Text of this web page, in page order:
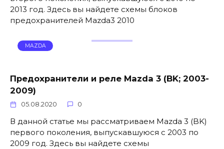
2013 год. Здесь вы найдете схемы блоков
предохранителей Mazda3 2010
MAZDA
Предохранители и реле Mazda 3 (BK; 2003-
2009)
05.08.2020 0
В данной статье мы рассматриваем Mazda 3 (BK)
первого поколения, выпускавшуюся с 2003 по
2009 год. Здесь вы найдете схемы